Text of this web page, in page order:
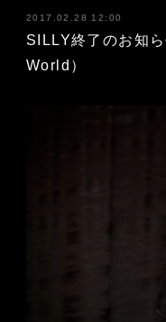
2017.02.28 12:00
SILLY終了のお知
World）